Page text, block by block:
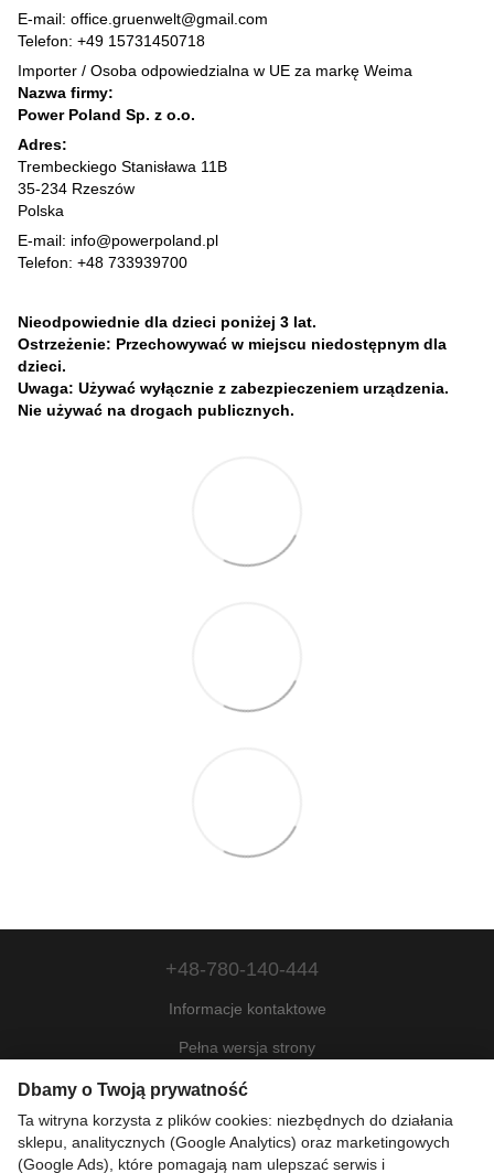
E-mail: office.gruenwelt@gmail.com
Telefon: +49 15731450718
Importer / Osoba odpowiedzialna w UE za markę Weima
Nazwa firmy:
Power Poland Sp. z o.o.
Adres:
Trembeckiego Stanisława 11B
35-234 Rzeszów
Polska
E-mail: info@powerpoland.pl
Telefon: +48 733939700
Nieodpowiednie dla dzieci poniżej 3 lat.
Ostrzeżenie: Przechowywać w miejscu niedostępnym dla
dzieci.
Uwaga: Używać wyłącznie z zabezpieczeniem urządzenia.
Nie używać na drogach publicznych.
+48-780-140-444
Informacje kontaktowe
Pełna wersja strony
Mapa strony
© 2022—2026
Motohill Poland
Dbamy o Twoją prywatność
Ta witryna korzysta z plików cookies: niezbędnych do działania
sklepu, analitycznych (Google Analytics) oraz marketingowych
(Google Ads), które pomagają nam ulepszać serwis i